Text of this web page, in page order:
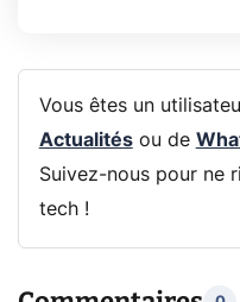
Vous êtes un
Actualitésou de
Suivez-nous pour ne
tech !